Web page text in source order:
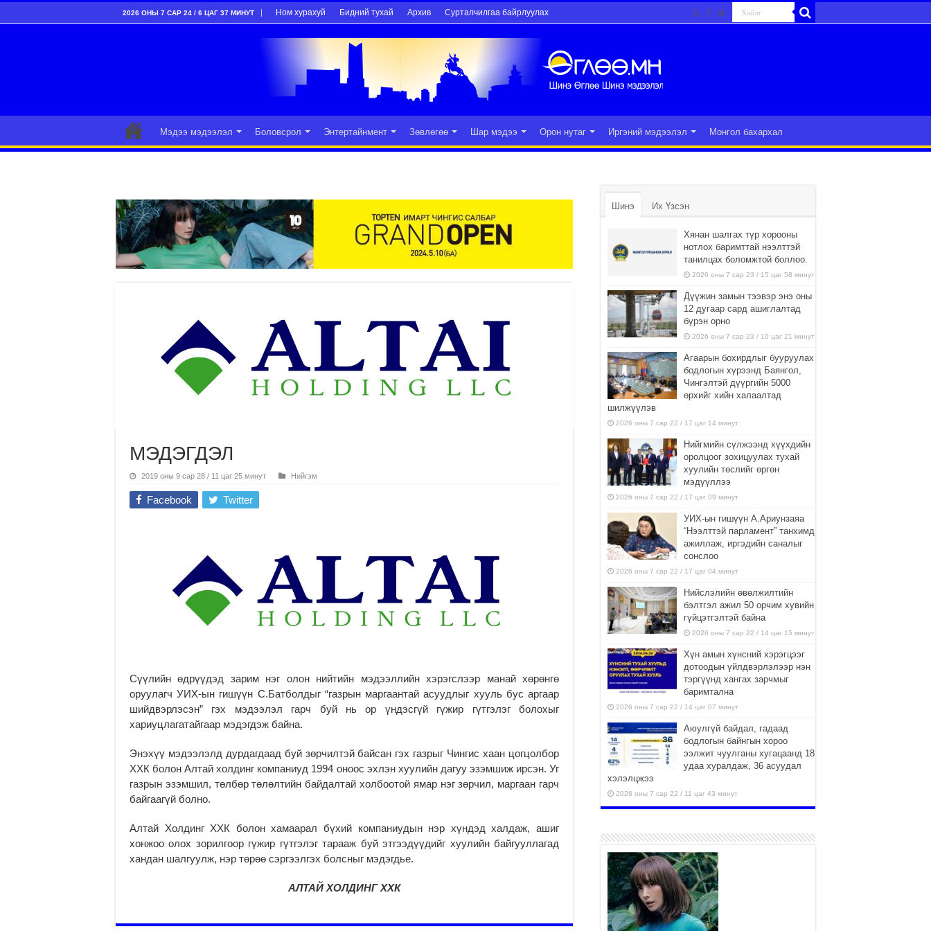
2026 ОНЫ 7 САР 24 / 6 ЦАГ 37 МИНУТ Ном хурахуй Бидний тухай Архив Сурталчилгаа байрлуулах
Мэдээ мэдээлэл Боловсрол Энтертайнмент Зөвлөгөө Шар мэдээ Орон нутаг Иргэний мэдээлэл Монгол бахархал
МЭДЭГДЭЛ
2019 оны 9 сар 28 / 11 цаг 25 минут Нийгэм
Facebook Twitter
Сүүлийн өдрүүдэд зарим нэг олон нийтийн мэдээллийн хэрэгслээр манай хөрөнгө
оруулагч УИХ-ын гишүүн С.Батболдыг “газрын маргаантай асуудлыг хууль бус аргаар
шийдвэрлэсэн” гэх мэдээлэл гарч буй нь ор үндэсгүй гүжир гүтгэлэг болохыг
хариуцлагатайгаар мэдэгдэж байна.
Энэхүү мэдээлэлд дурдагдаад буй зөрчилтэй байсан гэх газрыг Чингис хаан цогцолбор
ХХК болон Алтай холдинг компаниуд 1994 оноос эхлэн хуулийн дагуу эзэмшиж ирсэн. Уг
газрын эзэмшил, төлбөр төлөлтийн байдалтай холбоотой ямар нэг зөрчил, маргаан гарч
байгаагүй болно.
Алтай Холдинг ХХК болон хамаарал бүхий компаниудын нэр хүндэд халдаж, ашиг
хонжоо олох зорилгоор гүжир гүтгэлэг тарааж буй этгээдүүдийг хуулийн байгууллагад
хандан шалгуулж, нэр төрөө сэргээлгэх болсныг мэдэгдье.
АЛТАЙ ХОЛДИНГ ХХК
Шинэ Их Үзсэн
Хянан шалгах түр хорооны
нотлох баримттай нээлттэй
танилцах боломжтой боллоо.
2026 оны 7 сар 23 / 15 цаг 58 минут
Дүүжин замын тээвэр энэ оны
12 дугаар сард ашиглалтад
бүрэн орно
2026 оны 7 сар 23 / 10 цаг 21 минут
Агаарын бохирдлыг бууруулах
бодлогын хүрээнд Баянгол,
Чингэлтэй дүүргийн 5000
өрхийг хийн халаалтад
шилжүүлэв
2026 оны 7 сар 22 / 17 цаг 14 минут
Нийгмийн сүлжээнд хүүхдийн
оролцоог зохицуулах тухай
хуулийн төслийг өргөн
мэдүүллээ
2026 оны 7 сар 22 / 17 цаг 09 минут
УИХ-ын гишүүн А.Ариунзаяа
“Нээлттэй парламент” танхимд
ажиллаж, иргэдийн саналыг
сонслоо
2026 оны 7 сар 22 / 17 цаг 04 минут
Нийслэлийн өвөлжилтийн
бэлтгэл ажил 50 орчим хувийн
гүйцэтгэлтэй байна
2026 оны 7 сар 22 / 14 цаг 15 минут
Хүн амын хүнсний хэрэгцээг
дотоодын үйлдвэрлэлээр нэн
тэргүүнд хангах зарчмыг
баримтална
2026 оны 7 сар 22 / 14 цаг 07 минут
Аюулгүй байдал, гадаад
бодлогын байнгын хороо
ээлжит чуулганы хугацаанд 18
удаа хуралдаж, 36 асуудал
хэлэлцжээ
2026 оны 7 сар 22 / 11 цаг 43 минут
боломжтой-Хүүхэд хөгжүүлэх
төв” байгуулах төсөлд төр,
хувийн хэвшлийн түншлэлийн хүрээнд хамтран
ажиллахыг урьж байна
2026 оны 7 сар 22 / 9 цаг 28 минут
Б.Пүрэвдагва: “Урт цагаан”-ыг
залуучууд чөлөөт цагаа